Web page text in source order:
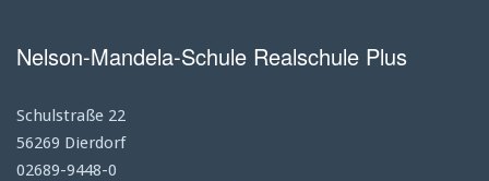
Nelson-Mandela-Schule Realschule Plus
Schulstraße 22
56269 Dierdorf
02689-9448-0